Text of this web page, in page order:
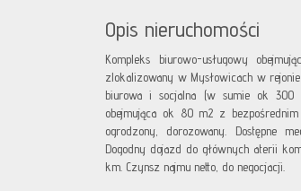
Opis nieruchomości
Kompleks biurowo-usługowy
zlokalizowany w Mysłowicach w
biurowa i socjalna (w sumie ok 300
obejmująca ok 80 m2 z
ogrodzony, dorozowany. Dostępne
Dogodny dojazd do głównych aterii
km. Czynsz najmu netto, do negocjacji.